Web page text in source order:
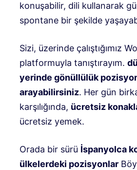
konuşabilir, dili kullanarak
spontane bir şekilde
Sizi, üzerinde çalıştığımız
platformuyla tanıştırayım.
yerinde gönüllülük
arayabilirsiniz. Her gün
karşılığında, ücretsiz
ücretsiz yemek.
Orada bir sürü İspanyolca
ülkelerdeki pozisyonlar